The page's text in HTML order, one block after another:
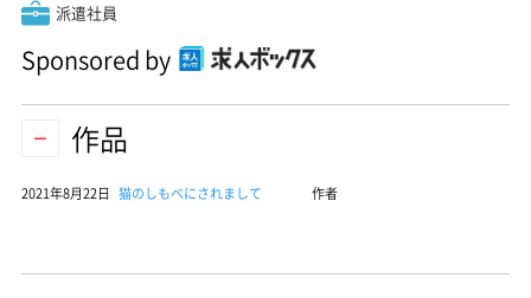
派遣社員
Sponsored by
作品
2021年8月22日 猫のしもべにされまして 作者